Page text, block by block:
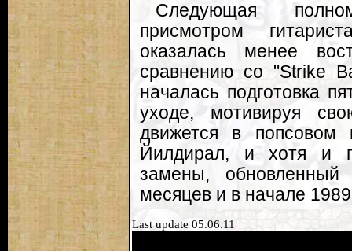
Следующая
присмотром
оказалась менее
сравнению со "Strike
началась подготовка
уходе, мотивируя
движется в
Йилдирал, и хотя и
замены,
месяцев и в начале
Last update 05.06.11